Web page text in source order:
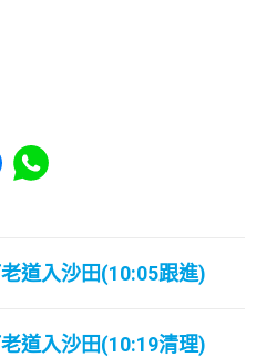
to Facebook
Share to WhatsApp
道入沙田(10:05跟進)
道入沙田(10:19清理)